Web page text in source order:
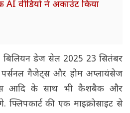
वीडियो ने अकाउंट किया
बिलियन डेज सेल 2025 23 सितंबर
गैजेट्स और होम अप्लायंसेज
आदि के साथ भी कैशबैक और
की एक माइक्रोसाइट से